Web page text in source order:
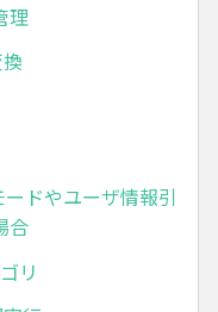
理
ドやユーザ情報引
合
リ